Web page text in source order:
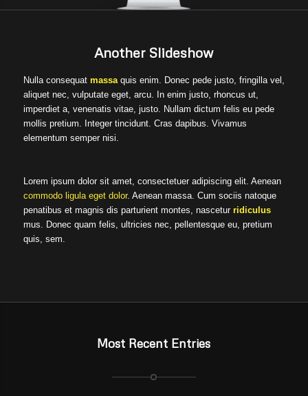
Another Slideshow
Nulla consequat massaquis enim. Donec pede justo, fringilla vel,
aliquet nec, vulputate eget, arcu. In enim justo, rhoncus ut,
imperdiet a, venenatis vitae, justo. Nullam dictum felis eu pede
mollis pretium. Integer tincidunt. Cras dapibus. Vivamus
elementum semper nisi.
Lorem ipsum dolor sit amet, consectetuer adipiscing elit. Aenean
commodo ligula eget dolor. Aenean massa. Cum sociis natoque
penatibus et magnis dis parturient montes, nascetur ridiculus
mus. Donec quam felis, ultricies nec, pellentesque eu, pretium
quis, sem.
Most Recent Entries